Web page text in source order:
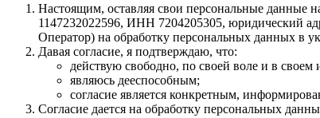
Настоящим, оставляя свои персональные данные
1147232022596, ИНН 7204205305, юридический
Оператор) на обработку персональных данных в
Давая согласие, я подтверждаю, что:
действую свободно, по своей воле и в своем
являюсь дееспособным;
согласие является конкретным,
Согласие дается на обработку персональных